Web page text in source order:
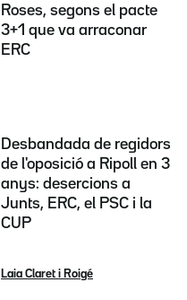
Roses, segons el pacte
3+1 que va arraconar
ERC
Desbandada de regidors
de l'oposició a Ripoll en 3
anys: desercions a
Junts, ERC, el PSC i la
CUP
Laia Claret i Roigé